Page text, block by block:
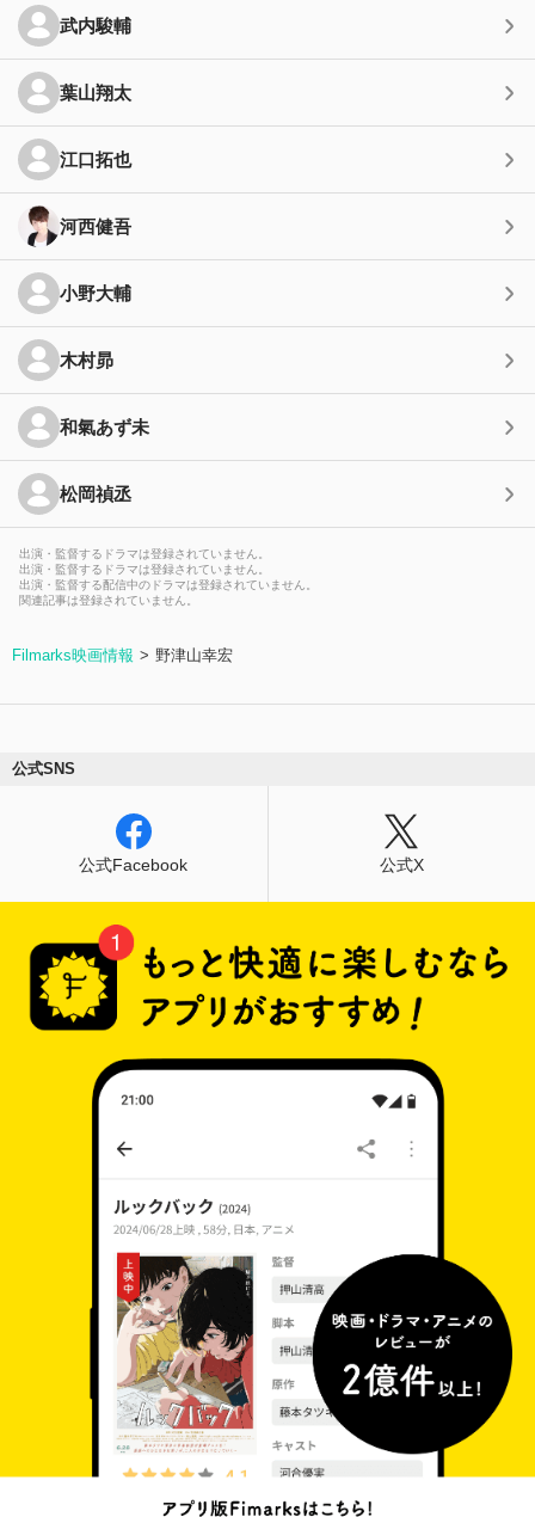
武内駿輔
葉山翔太
江口拓也
河西健吾
小野大輔
木村昴
和氣あず未
松岡禎丞
出演・監督するドラマは登録されていません。
出演・監督するドラマは登録されていません。
出演・監督する配信中のドラマは登録されていません。
関連記事は登録されていません。
Filmarks映画情報 野津山幸宏
公式SNS
公式Facebook 公式X